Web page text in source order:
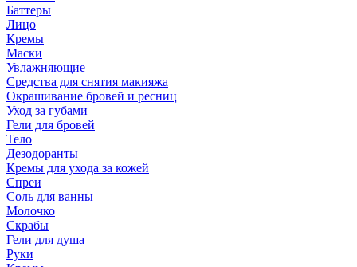
Баттеры
Лицо
Кремы
Маски
Увлажняющие
Средства для снятия макияжа
Окрашивание бровей и ресниц
Уход за губами
Гели для бровей
Тело
Дезодоранты
Кремы для ухода за кожей
Спреи
Соль для ванны
Молочко
Скрабы
Гели для душа
Руки